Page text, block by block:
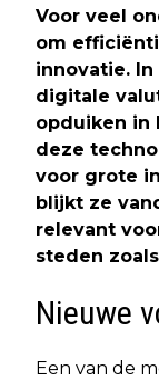
Voor veel
om
innovatie.
digitale
opduiken in
deze
voor grote
blijkt ze
relevant
steden
Nieuwe
Een van de